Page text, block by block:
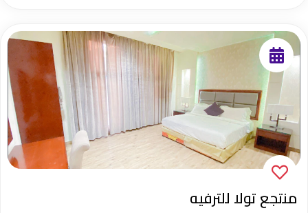
منتجع تولا للترفيه